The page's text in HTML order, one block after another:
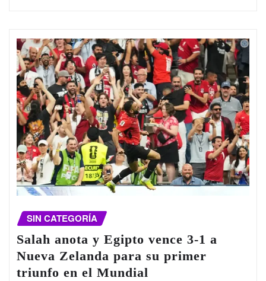
SIN CATEGORÍA
Salah anota y Egipto vence 3-1 a
Nueva Zelanda para su primer
triunfo en el Mundial